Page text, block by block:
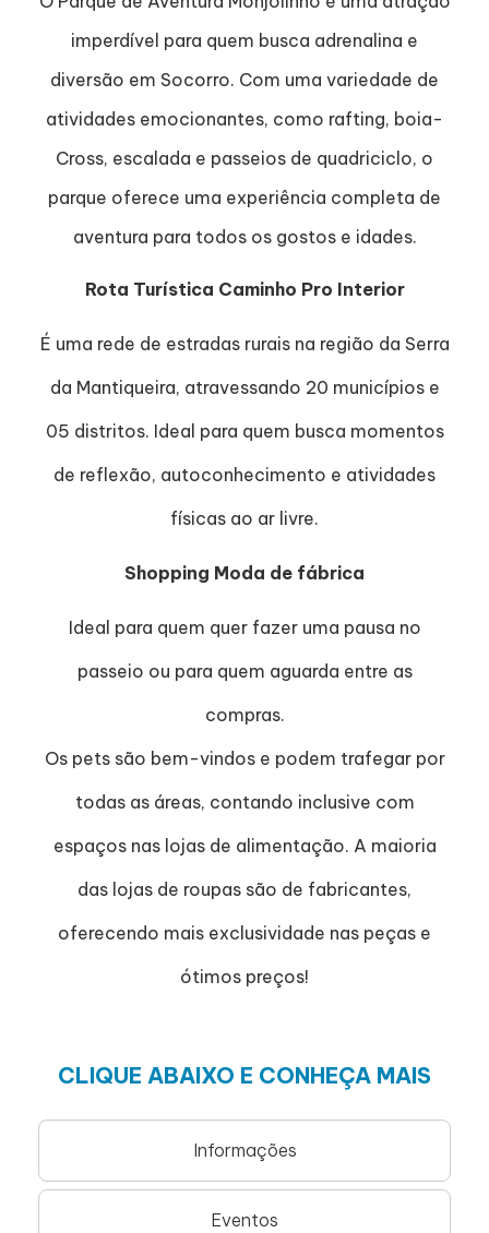
imperdível para quem busca adrenalina e
diversão em Socorro. Com uma variedade de
atividades emocionantes, como rafting, boia-
Cross, escalada e passeios de quadriciclo, o
parque oferece uma experiência completa de
aventura para todos os gostos e idades.
Rota Turística Caminho Pro Interior
É uma rede de estradas rurais na região da Serra
da Mantiqueira, atravessando 20 municípios e
05 distritos. Ideal para quem busca momentos
de reflexão, autoconhecimento e atividades
físicas ao ar livre.
Shopping Moda de fábrica
Ideal para quem quer fazer uma pausa no
passeio ou para quem aguarda entre as
compras.
Os pets são bem-vindos e podem trafegar por
todas as áreas, contando inclusive com
espaços nas lojas de alimentação. A maioria
das lojas de roupas são de fabricantes,
oferecendo mais exclusividade nas peças e
ótimos preços!
CLIQUE ABAIXO E CONHEÇA MAIS
Informações
Eventos